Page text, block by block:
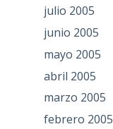
julio 2005
junio 2005
mayo 2005
abril 2005
marzo 2005
febrero 2005